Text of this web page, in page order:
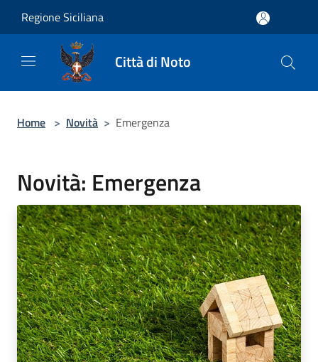
Regione Siciliana
Città di Noto
Home > Novità > Emergenza
Novità: Emergenza